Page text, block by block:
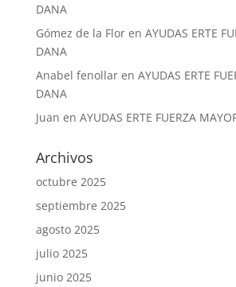
DANA
Gómez de la Floren AYUDAS ERTE
DANA
Anabel fenollaren AYUDAS ERTE
DANA
Juan en AYUDAS ERTE FUERZA
Archivos
octubre 2025
septiembre 2025
agosto 2025
julio 2025
junio 2025